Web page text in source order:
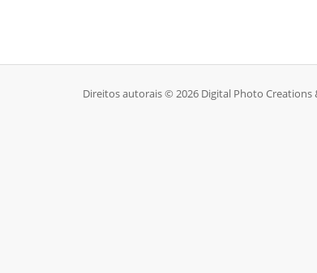
Direitos autorais © 2026 Digital Photo Creations